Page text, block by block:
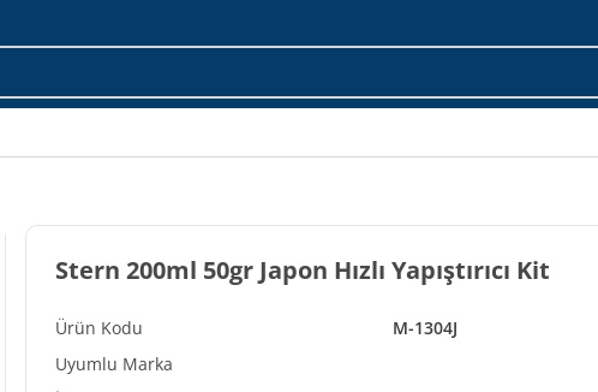
M-1304J
Stern 200ml 50gr Japon Hızlı Yapıştırıcı Kit